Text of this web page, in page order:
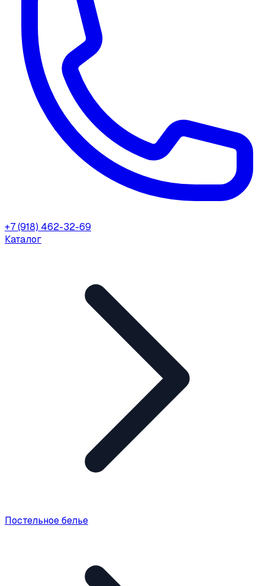
+7 (918) 462-32-69
Каталог
Постельное белье